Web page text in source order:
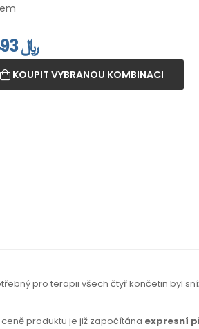
﷼
KOUPIT VYBRANOU KOMBINACI
pro terapii všech čtyř končetin byl
produktu je již započítána expresní